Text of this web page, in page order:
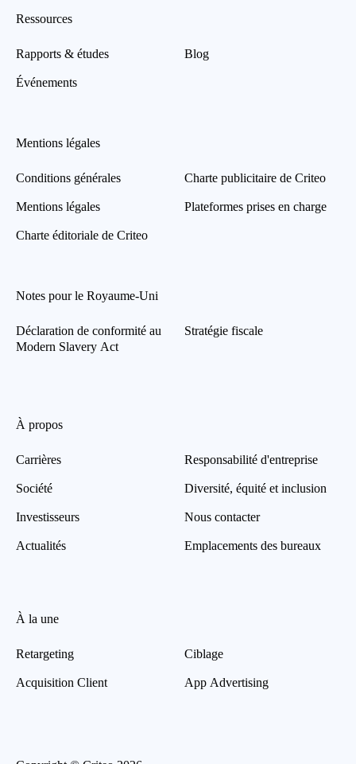
Ressources
Rapports & études
Événements
Blog
Mentions légales
Conditions générales
Mentions légales
Charte éditoriale de Criteo
Charte publicitaire de Criteo
Plateformes prises en charge
Notes pour le Royaume-Uni
Déclaration de conformité au
Modern Slavery Act
Stratégie fiscale
À propos
Carrières
Société
Investisseurs
Actualités
Responsabilité d'entreprise
Diversité, équité et inclusion
Nous contacter
Emplacements des bureaux
À la une
Retargeting
Acquisition Client
Ciblage
App Advertising